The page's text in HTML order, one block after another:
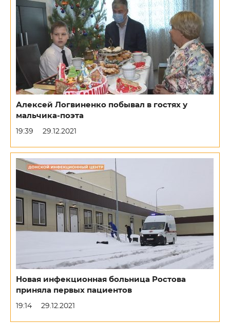
Алексей Логвиненко побывал в гостях у
мальчика-поэта
19:39 29.12.2021
Новая инфекционная больница Ростова
приняла первых пациентов
19:14 29.12.2021